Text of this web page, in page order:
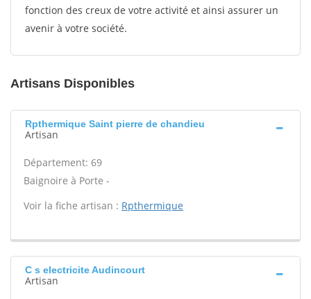
fonction des creux de votre activité et ainsi assurer un
avenir à votre société.
Artisans Disponibles
Rpthermique Saint pierre de chandieu
Artisan
Département: 69
Baignoire à Porte -
Voir la fiche artisan : Rpthermique
C s electricite Audincourt
Artisan